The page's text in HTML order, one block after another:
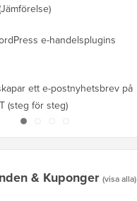
e-handelsplugins
ett e-postnyhetsbrev på
(steg för steg)
& Kuponger (visa alla)